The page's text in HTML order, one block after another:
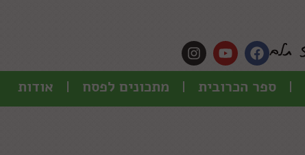
ספר הכרובית מתכונים לפסח אודות